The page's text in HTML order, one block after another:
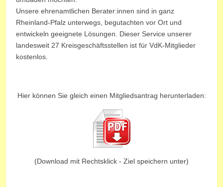
Unsere ehrenamtlichen Berater:innen sind in ganz
Rheinland-Pfalz unterwegs, begutachten vor Ort und
entwickeln geeignete Lösungen. Dieser Service unserer
landesweit 27 Kreisgeschäftsstellen ist für VdK-Mitglieder
kostenlos.
Hier können Sie gleich einen Mitgliedsantrag herunterladen:
(Download mit Rechtsklick - Ziel speichern unter)